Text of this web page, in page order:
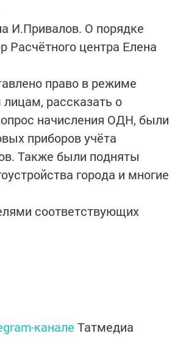
И.Привалов. О порядке
Расчётного центра Елена
право в режиме
рассказать о
начисления ОДН, были
приборов учёта
Также были подняты
города и многие
соответствующих
канале Татмедиа